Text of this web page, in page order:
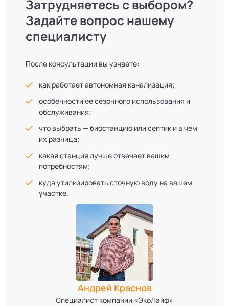
Затрудняетесь с выбором?
Задайте вопрос нашему
специалисту
После консультации вы узнаете:
как работает автономная канализация;
особенности её сезонного использования и
обслуживания;
что выбрать — биостанцию или септик и в чём
их разница;
какая станция лучше отвечает вашим
потребностям;
куда утилизировать сточную воду на вашем
участке.
Андрей Краснов
Специалист компании «ЭкоЛайф»